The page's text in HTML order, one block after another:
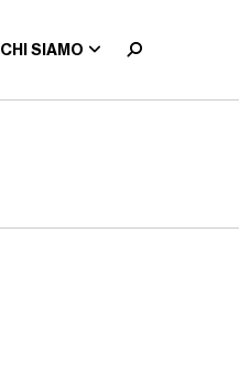
CHI SIAMO